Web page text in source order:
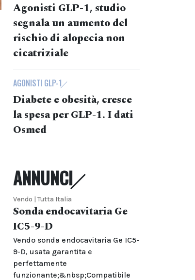
Agonisti GLP-1, studio
segnala un aumento del
rischio di alopecia non
cicatriziale
AGONISTI GLP-1
Diabete e obesità, cresce
la spesa per GLP-1. I dati
Osmed
ANNUNCI
Vendo | Tutta Italia
Sonda endocavitaria Ge
IC5-9-D
Vendo sonda endocavitaria Ge IC5-
9-D, usata garantita e
perfettamente
funzionante;&nbsp;Compatibile